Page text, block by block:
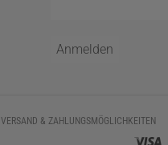
VERSAND & ZAHLUNGSMÖGLICHKEITEN